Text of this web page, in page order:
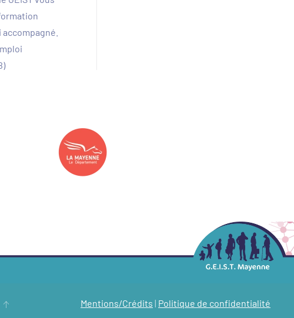
accompagné.
Mentions/Crédits | Politique de confidentialité